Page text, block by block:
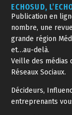
ECHOSUD,
Publication en
nombre, une
grande région
et…au-delà.
Veille des médias
Réseaux Sociaux.
Décideurs,
entreprenants